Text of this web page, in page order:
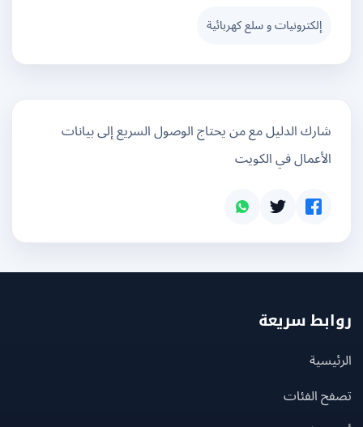
إلكترونيات و سلع كهربائية
شارك الدليل مع من يحتاج الوصول السريع إلى بيانات
الأعمال في الكويت
سريعة
الفئات